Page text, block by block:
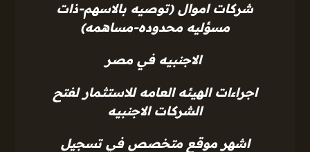
شركات اموال (توصيه بالاسهم-ذات
مسؤليه محدوده-مساهمه)
الاجنبيه في مصر
اجراءات الهيئه العامه للاستثمار لفتح
الشركات الاجنبيه
اشهر موقع متخصص في تسجيل